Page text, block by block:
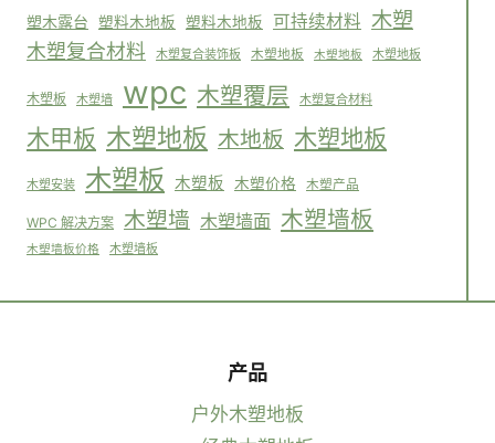
塑木露台 塑料木地板 塑料木地板 可持续材料 木塑
木塑复合材料 木塑复合装饰板 木塑地板 木塑地板 木塑地板
木塑板 木塑墙 wpc 木塑覆层 木塑复合材料
木甲板 木塑地板 木地板 木塑地板
木塑安装 木塑板 木塑板 木塑价格 木塑产品
WPC 解决方案 木塑墙 木塑墙面 木塑墙板
木塑墙板价格 木塑墙板
产品
户外木塑地板